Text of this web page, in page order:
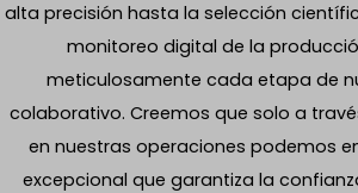
alta precisión hasta la selección
monitoreo digital de la
meticulosamente cada etapa de
colaborativo. Creemos que solo a
en nuestras operaciones podemos
excepcional que garantiza la